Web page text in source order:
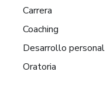
Carrera
Coaching
Desarrollo personal
Oratoria